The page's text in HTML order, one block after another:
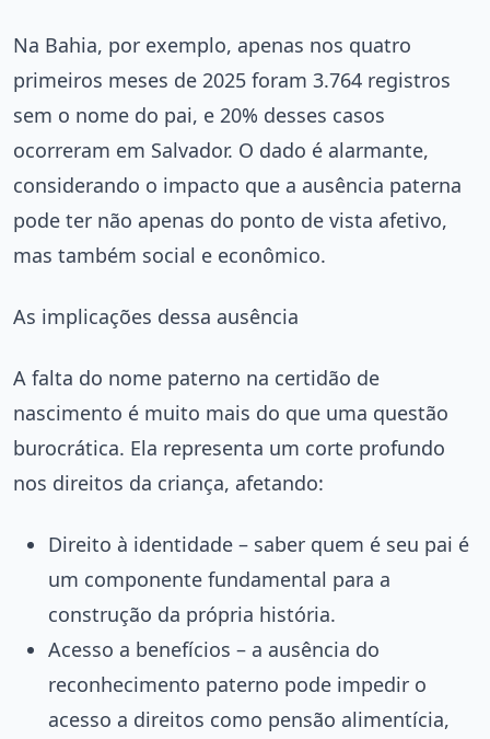
Na Bahia, por exemplo, apenas nos quatro
primeiros meses de 2025 foram 3.764 registros
sem o nome do pai, e 20% desses casos
ocorreram em Salvador. O dado é alarmante,
considerando o impacto que a ausência paterna
pode ter não apenas do ponto de vista afetivo,
mas também social e econômico.
As implicações dessa ausência
A falta do nome paterno na certidão de
nascimento é muito mais do que uma questão
burocrática. Ela representa um corte profundo
nos direitos da criança, afetando:
Direito à identidade – saber quem é seu pai é
um componente fundamental para a
construção da própria história.
Acesso a benefícios – a ausência do
reconhecimento paterno pode impedir o
acesso a direitos como pensão alimentícia,